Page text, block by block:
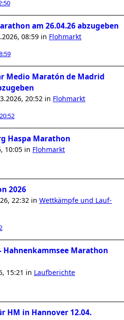
am 26.04.26 abzugeben
08:59 in Flohmarkt
Medio Maratón de Madrid
20:52 in Flohmarkt
Haspa Marathon
10:05 in Flohmarkt
2026
22:32 in Wettkämpfe und Lauf-
Hahnenkammsee Marathon
15:21 in Laufberichte
HM in Hannover 12.04.